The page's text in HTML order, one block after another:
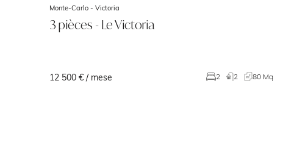
Monte-Carlo - Victoria
3 pièces - Le Victoria
12 500 € / mese 2 2 80 Mq